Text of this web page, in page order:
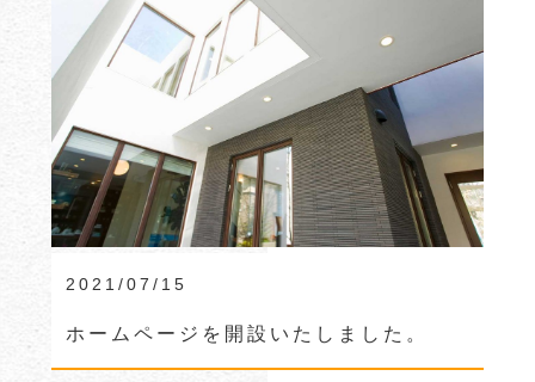
2021/07/15
ホームページを開設いたしました。